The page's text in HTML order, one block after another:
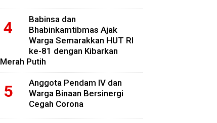
Babinsa dan
Bhabinkamtibmas Ajak
Warga Semarakkan HUT RI
ke-81 dengan Kibarkan
Merah Putih
Anggota Pendam IV dan
Warga Binaan Bersinergi
Cegah Corona